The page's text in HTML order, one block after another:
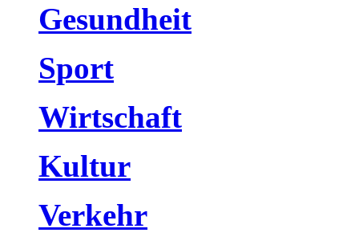
Gesundheit
Sport
Wirtschaft
Kultur
Verkehr